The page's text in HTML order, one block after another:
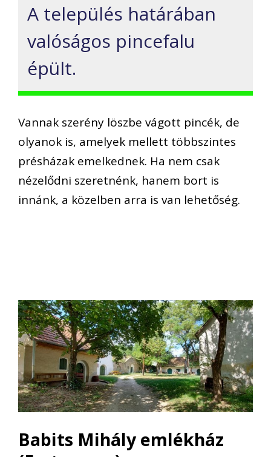
A település határában
valóságos pincefalu
épült.
Vannak szerény löszbe vágott pincék, de
olyanok is, amelyek mellett többszintes
présházak emelkednek. Ha nem csak
nézelődni szeretnénk, hanem bort is
innánk, a közelben arra is van lehetőség.
Babits Mihály emlékház